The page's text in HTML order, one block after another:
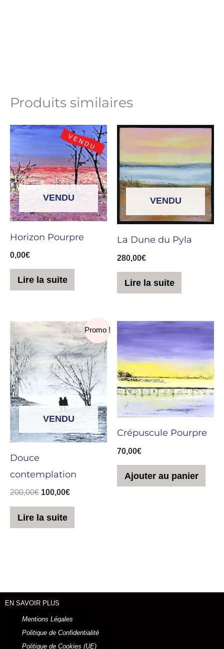
Produits similaires
VENDU
Horizon Pourpre
0,00€
Lire la suite
VENDU
La Dune du Pyla
280,00€
Lire la suite
Promo !
VENDU
Douce
contemplation
200,00€
Le
prix
initial
était :
200,00€.
100,00€
Le
prix
actuel
est :
100,00€.
Lire la suite
Crépuscule Pourpre
70,00€
Ajouter au panier
EN SAVOIR PLUS
Mentions Légales
Politique de Confidentialité
Politique de Cookies (UE)